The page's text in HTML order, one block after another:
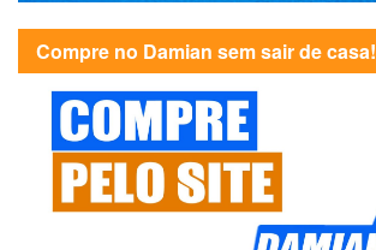
Compre no Damian sem sair de casa!